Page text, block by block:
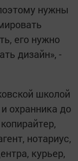
нужны
его нужно
дизайн», -
школой
охранника до
нотариус,
курьер,